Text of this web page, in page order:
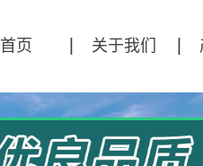
首页 关于我们
公司简介